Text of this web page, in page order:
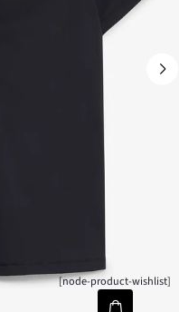
[node-product-wishlist]